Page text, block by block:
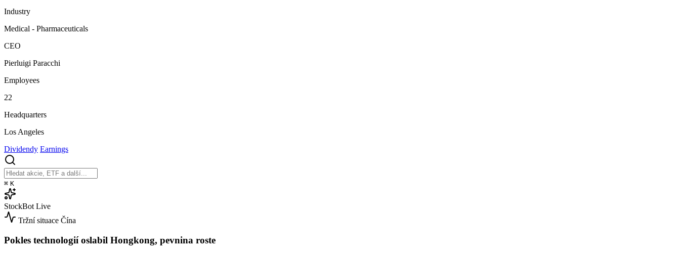
Industry
Medical - Pharmaceuticals
CEO
Pierluigi Paracchi
Employees
22
Headquarters
Los Angeles
Dividendy Earnings
⌘ K
StockBot Live
Tržní situace Čína
Pokles technologií oslabil Hongkong, pevnina roste